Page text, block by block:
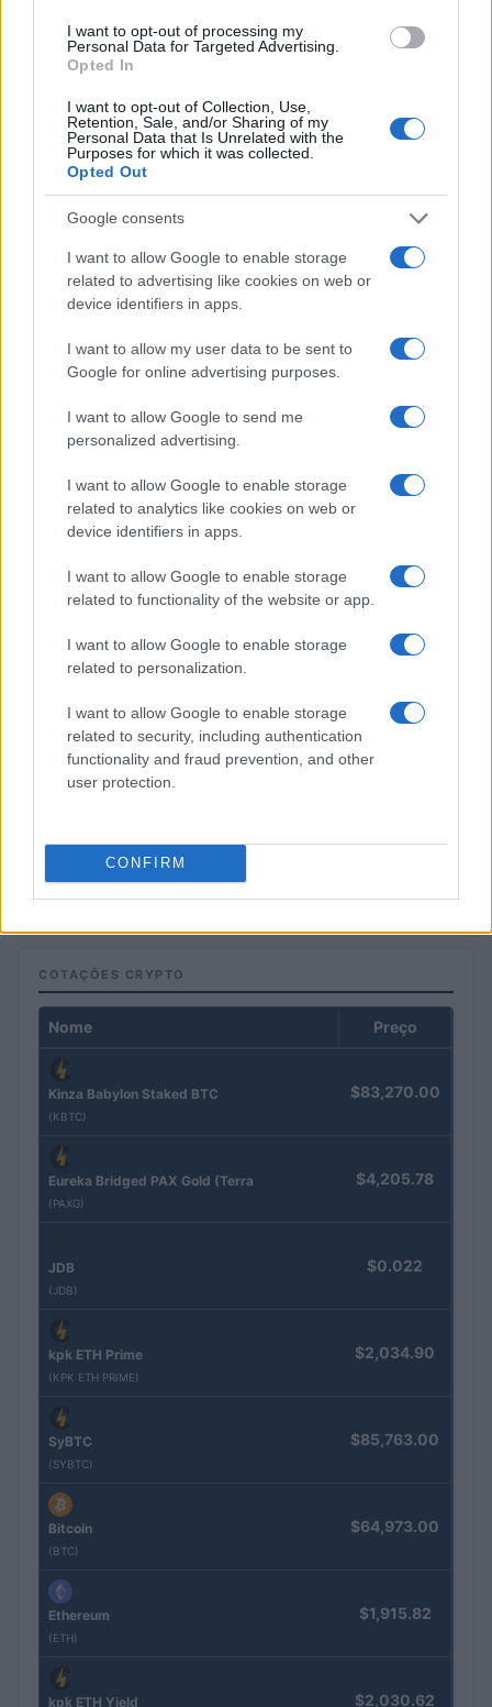
I want to opt-out of processing my
Personal Data for Targeted Advertising.
Opted In
I want to opt-out of Collection, Use,
Retention, Sale, and/or Sharing of my
Personal Data that Is Unrelated with the
Purposes for which it was collected.
Opted Out
Google consents
I want to allow Google to enable storage
related to advertising like cookies on web or
device identifiers in apps.
I want to allow my user data to be sent to
Google for online advertising purposes.
I want to allow Google to send me
personalized advertising.
I want to allow Google to enable storage
related to analytics like cookies on web or
device identifiers in apps.
I want to allow Google to enable storage
related to functionality of the website or app.
I want to allow Google to enable storage
related to personalization.
I want to allow Google to enable storage
related to security, including authentication
functionality and fraud prevention, and other
user protection.
CONFIRM
Redução histórica do desmatamento na Amazônia entre agosto
de 2026 e julho de 2026
Beatriz Almeida · 7 ago 2026
NÃO CLASSIFICADO
Brent cai 8.3% e arrasta petróleo e ouro para baixo
Rafael Oliveira · 7 ago 2026
NÃO CLASSIFICADO
Petróleo Brent cai 8.3% e arrasta commodities em agosto de
Rafael Oliveira · 6 ago 2026
COTAÇÕES CRYPTO
Nome Preço
Kinza Babylon Staked BTC
(KBTC)
$83,270.00
Eureka Bridged PAX Gold (Terra
(PAXG)
$4,205.78
JDB
(JDB)
$0.022
kpk ETH Prime
(KPK ETH PRIME)
$2,034.90
SyBTC
(SYBTC)
$85,763.00
Bitcoin
(BTC)
$64,973.00
Ethereum
(ETH)
$1,915.82
kpk ETH Yield $2,030.62